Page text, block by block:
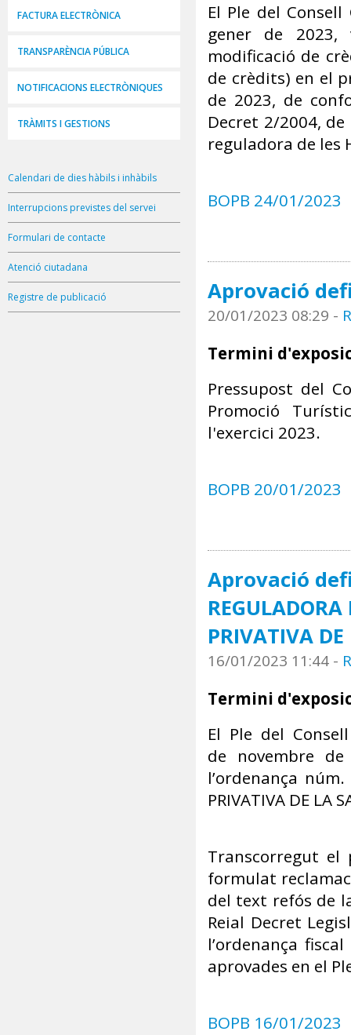
FACTURA ELECTRÒNICA
TRANSPARÈNCIA PÚBLICA
NOTIFICACIONS ELECTRÒNIQUES
TRÀMITS I GESTIONS
Calendari de dies hàbils i inhàbils
Interrupcions previstes del servei
Formulari de contacte
Atenció ciutadana
Registre de publicació
El Ple del
gener de 2023,
modificació de
de crèdits) en el
de 2023, de
Decret 2/2004,
reguladora de les
BOPB 24/01/2023
Aprovació
20/01/2023 08:29 -
Termini
Pressupost del
Promoció
l'exercici 2023.
BOPB 20/01/2023
Aprovació
PRIVATIVA
16/01/2023 11:44 -
Termini
El Ple del
de novembre
l’ordenança núm.
PRIVATIVA DE LA
Transcorregut el
formulat
del text refós de
Reial Decret
l’ordenança
aprovades en el
BOPB 16/01/2023